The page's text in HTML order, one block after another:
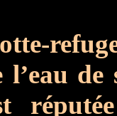
l’eau de